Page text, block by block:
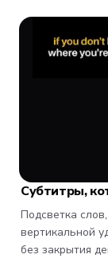
Субтитры,
Подсветка
вертикальной
без закрытия